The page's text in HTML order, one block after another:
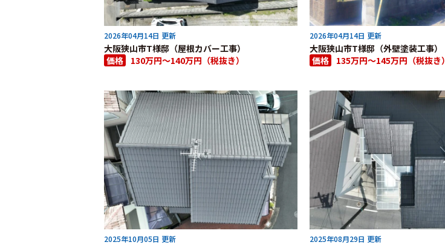
2026年04月14日 更新
大阪狭山市T様邸（屋根カバー工事）
価格
130万円～140万円（税抜き）
2026年04月14日 更新
大阪狭山市T様邸（外壁塗装工事）
価格
135万円～145万円（税抜き）
2025年10月05日 更新 2025年08月29日 更新